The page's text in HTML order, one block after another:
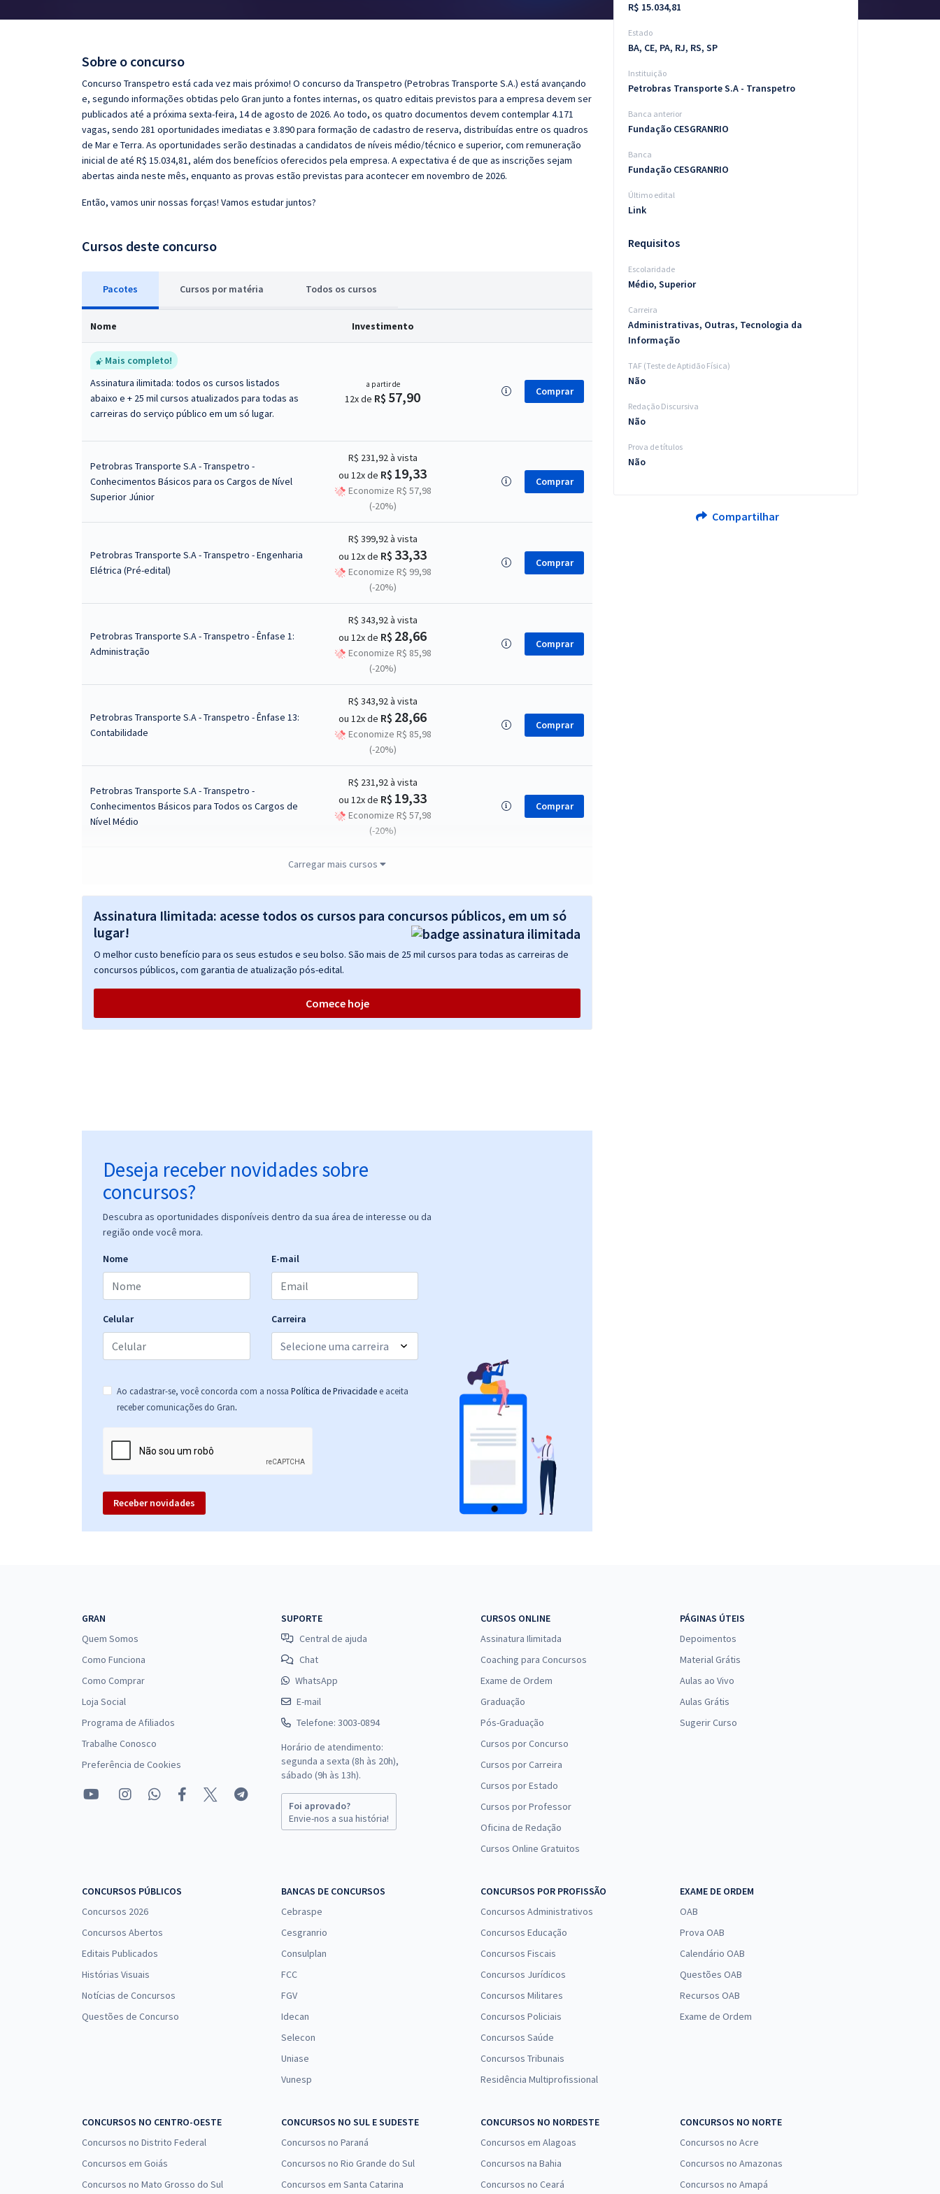
Questões grátis
Conteúdo gratuito
Sobre o concurso
Concurso Transpetro está cada vez mais próximo! O concurso da Transpetro (Petrobras Transporte S.A.) está avançando
e, segundo informações obtidas pelo Gran junto a fontes internas, os quatro editais previstos para a empresa devem ser
publicados até a próxima sexta-feira, 14 de agosto de 2026. Ao todo, os quatro documentos devem contemplar 4.171
vagas, sendo 281 oportunidades imediatas e 3.890 para formação de cadastro de reserva, distribuídas entre os quadros
de Mar e Terra. As oportunidades serão destinadas a candidatos de níveis médio/técnico e superior, com remuneração
inicial de até R$ 15.034,81, além dos benefícios oferecidos pela empresa. A expectativa é de que as inscrições sejam
abertas ainda neste mês, enquanto as provas estão previstas para acontecer em novembro de 2026.
Então, vamos unir nossas forças! Vamos estudar juntos?
Cursos deste concurso
Pacotes Cursos por matéria Todos os cursos
Nome Investimento
Mais completo!
Assinatura ilimitada: todos os cursos listados
abaixo e + 25 mil cursos atualizados para todas as
carreiras do serviço público em um só lugar.
a partir de
12x de R$ 57,90 Comprar
Petrobras Transporte S.A - Transpetro -
Conhecimentos Básicos para os Cargos de Nível
Superior Júnior
R$ 231,92à vista
ou 12x de R$ 19,33
Economize R$ 57,98
(-20%)
Comprar
Petrobras Transporte S.A - Transpetro - Engenharia
Elétrica (Pré-edital)
R$ 399,92à vista
ou 12x de R$ 33,33
Economize R$ 99,98
(-20%)
Comprar
Petrobras Transporte S.A - Transpetro - Ênfase 1:
Administração
R$ 343,92à vista
ou 12x de R$ 28,66
Economize R$ 85,98
(-20%)
Comprar
Petrobras Transporte S.A - Transpetro - Ênfase 13:
Contabilidade
R$ 343,92à vista
ou 12x de R$ 28,66
Economize R$ 85,98
(-20%)
Comprar
Petrobras Transporte S.A - Transpetro -
Conhecimentos Básicos para Todos os Cargos de
Nível Médio
R$ 231,92à vista
ou 12x de R$ 19,33
Economize R$ 57,98
(-20%)
Comprar
de Suprimento de Bens e Serviços Júnior
R$ 319,92
Economize R$ 79,98
(-20%)
Petrobras Transporte S.A - Transpetro -
Conhecimentos Específicos para Técnico(a) de
ou 12x de R$12,66
(-20%)
Carregar mais cursos
Assinatura Ilimitada: acesse todos os cursos para concursos públicos, em um só
lugar!
O melhor custo benefício para os seus estudos e seu bolso. São mais de 25 mil cursos para todas as carreiras de
concursos públicos, com garantia de atualização pós-edital.
Comece hoje
Deseja receber novidades sobre
concursos?
Descubra as oportunidades disponíveis dentro da sua área de interesse ou da
região onde você mora.
Nome E-mail
Celular Carreira
Ao cadastrar-se, você concorda com a nossa Política de Privacidade e aceita
receber comunicações do Gran.
Receber novidades
R$ 15.034,81
Estado
BA, CE, PA, RJ, RS, SP
Instituição
Petrobras Transporte S.A - Transpetro
Banca anterior
Fundação CESGRANRIO
Banca
Fundação CESGRANRIO
Último edital
Link
Requisitos
Escolaridade
Médio, Superior
Carreira
Administrativas, Outras, Tecnologia da
Informação
TAF (Teste de Aptidão Física)
Não
Redação Discursiva
Não
Prova de títulos
Não
Compartilhar
GRAN
Quem Somos
Como Funciona
Como Comprar
Loja Social
Programa de Afiliados
Trabalhe Conosco
Preferência de Cookies
SUPORTE
Central de ajuda
Chat
WhatsApp
E-mail
Telefone: 3003-0894
Horário de atendimento:
segunda a sexta (8h às 20h),
sábado (9h às 13h).
Foi aprovado?
Envie-nos a sua história!
CURSOS ONLINE
Assinatura Ilimitada
Coaching para Concursos
Exame de Ordem
Graduação
Pós-Graduação
Cursos por Concurso
Cursos por Carreira
Cursos por Estado
Cursos por Professor
Oficina de Redação
Cursos Online Gratuitos
PÁGINAS ÚTEIS
Depoimentos
Material Grátis
Aulas ao Vivo
Aulas Grátis
Sugerir Curso
CONCURSOS PÚBLICOS
Concursos 2026
Concursos Abertos
Editais Publicados
Histórias Visuais
Notícias de Concursos
Questões de Concurso
BANCAS DE CONCURSOS
Cebraspe
Cesgranrio
Consulplan
FCC
FGV
Idecan
Selecon
Uniase
Vunesp
CONCURSOS POR PROFISSÃO
Concursos Administrativos
Concursos Educação
Concursos Fiscais
Concursos Jurídicos
Concursos Militares
Concursos Policiais
Concursos Saúde
Concursos Tribunais
Residência Multiprofissional
EXAME DE ORDEM
OAB
Prova OAB
Calendário OAB
Questões OAB
Recursos OAB
Exame de Ordem
CONCURSOS NO CENTRO-OESTE
Concursos no Distrito Federal
Concursos em Goiás
Concursos no Mato Grosso do Sul
CONCURSOS NO SUL E SUDESTE
Concursos no Paraná
Concursos no Rio Grande do Sul
Concursos em Santa Catarina
CONCURSOS NO NORDESTE
Concursos em Alagoas
Concursos na Bahia
Concursos no Ceará
CONCURSOS NO NORTE
Concursos no Acre
Concursos no Amazonas
Concursos no Amapá